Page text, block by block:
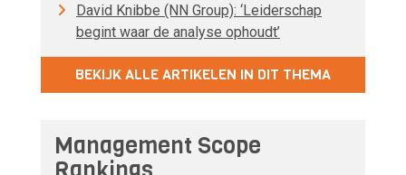
David Knibbe (NN Group): ‘Leiderschap
begint waar de analyse ophoudt’
BEKIJK ALLE ARTIKELEN IN DIT THEMA
Management Scope